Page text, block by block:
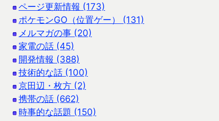
ページ更新情報 (173)
ポケモンGO（位置ゲー） (131)
メルマガの事 (20)
家電の話 (45)
開発情報 (388)
技術的な話 (100)
京田辺・枚方 (2)
携帯の話 (662)
時事的な話題 (150)